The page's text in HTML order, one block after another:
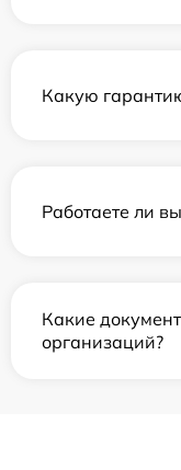
Какую
Работаете ли
Какие
организаций?